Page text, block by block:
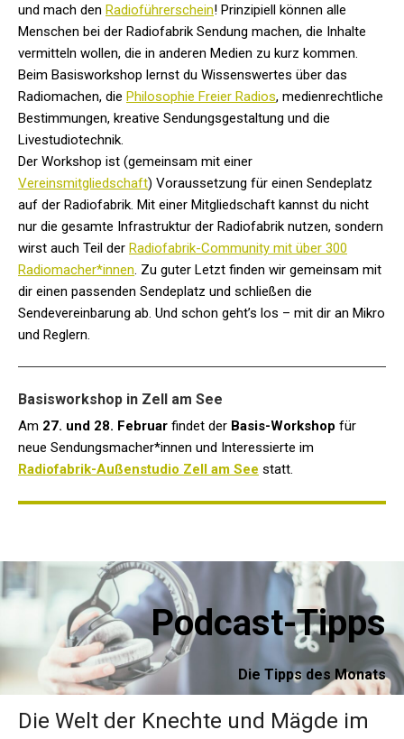
und mach den Radioführerschein! Prinzipiell können alle
Menschen bei der Radiofabrik Sendung machen, die Inhalte
vermitteln wollen, die in anderen Medien zu kurz kommen.
Beim Basisworkshop lernst du Wissenswertes über das
Radiomachen, die Philosophie Freier Radios, medienrechtliche
Bestimmungen, kreative Sendungsgestaltung und die
Livestudiotechnik.
Der Workshop ist (gemeinsam mit einer
Vereinsmitgliedschaft) Voraussetzung für einen Sendeplatz
auf der Radiofabrik. Mit einer Mitgliedschaft kannst du nicht
nur die gesamte Infrastruktur der Radiofabrik nutzen, sondern
wirst auch Teil der Radiofabrik-Community mit über 300
Radiomacher*innen. Zu guter Letzt finden wir gemeinsam mit
dir einen passenden Sendeplatz und schließen die
Sendevereinbarung ab. Und schon geht’s los – mit dir an Mikro
und Reglern.
Basisworkshop in Zell am See
Am 27. und 28. Februar findet der Basis-Workshop für
neue Sendungsmacher*innen und Interessierte im
Radiofabrik-Außenstudio Zell am See statt.
Podcast-Tipps
Die Tipps des Monats
Die Welt der Knechte und Mägde im